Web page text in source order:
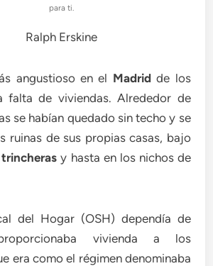
para ti.
Ralph Erskine
angustioso en el Madridde los
falta de viviendas. Alrededor de
se habían quedado sin techo y se
ruinas de sus propias casas, bajo
trincheras y hasta en los nichos de
del Hogar (OSH) dependía de
vivienda a los
era como el régimen denominaba